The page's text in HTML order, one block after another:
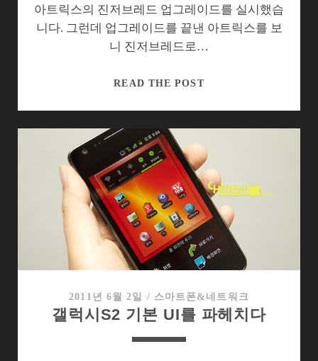
맛
볼
나?
아트릭스의 진저브레드 업그레이드를 실시했습
니다. 그런데 업그레이드를 끝낸 아트릭스를 보
니 진저브레드로…
READ THE POST환
한
모
토
롤
라
아
트
스
2011년 6월 2일 / 스마트폰&네트워크
갤럭시S2 기본 UI를 파헤치다